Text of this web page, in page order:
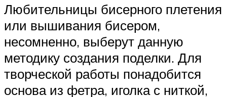
Любительницы бисерного плетения
или вышивания бисером,
несомненно, выберут данную
методику создания поделки. Для
творческой работы понадобится
основа из фетра, иголка с ниткой,